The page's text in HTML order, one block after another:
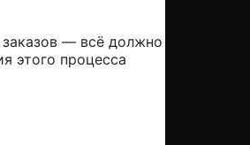
— всё должно
этого процесса